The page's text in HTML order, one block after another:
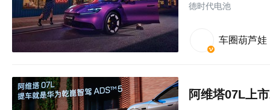
德时代电池
车圈葫芦娃
阿维塔07L上